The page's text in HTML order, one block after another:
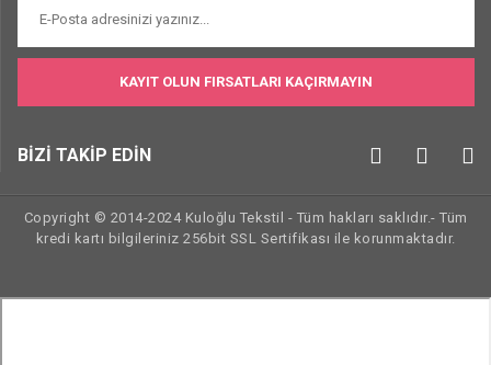
KAYIT OLUN FIRSATLARI KAÇIRMAYIN
BİZİ TAKİP EDİN
Copyright © 2014-2024 Kuloğlu Tekstil - Tüm hakları saklıdır.- Tüm
kredi kartı bilgileriniz 256bit SSL Sertifikası ile korunmaktadır.